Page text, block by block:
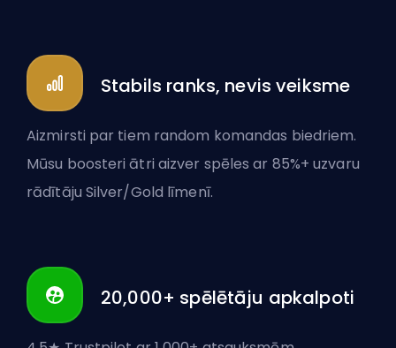
Stabils ranks, nevis veiksme
Aizmirsti par tiem random komandas biedriem.
Mūsu boosteri ātri aizver spēles ar 85%+ uzvaru
rādītāju Silver/Gold līmenī.
20,000+ spēlētāju apkalpoti